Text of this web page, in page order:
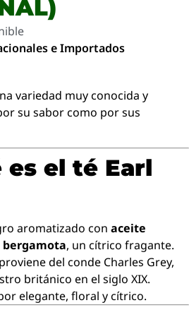
e Importados
variedad muy conocida y
su sabor como por sus
es el té Earl
aromatizado con aceite
bergamota, un cítrico fragante.
del conde Charles Grey,
británico en el siglo XIX.
elegante, floral y cítrico.